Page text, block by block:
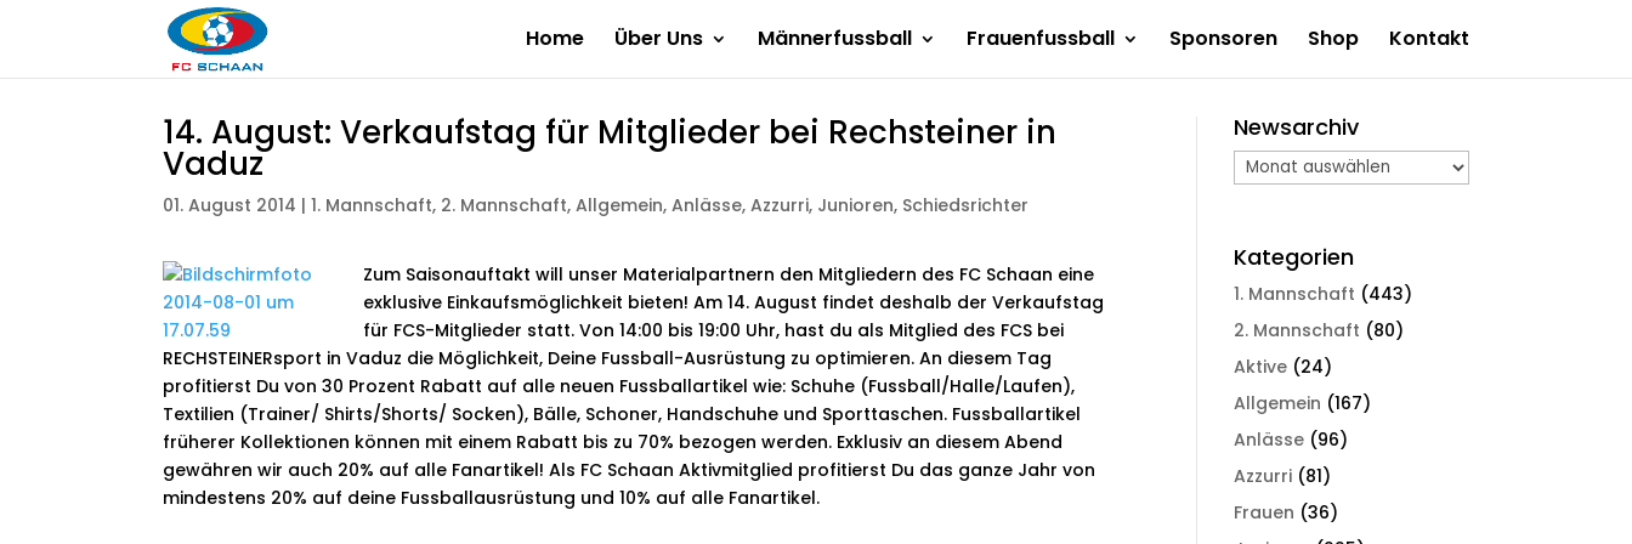
Home Über Uns Männerfussball Frauenfussball Sponsoren Shop Kontakt
14. August: Verkaufstag für Mitglieder bei Rechsteiner in
Vaduz
01. August 2014 |1. Mannschaft, 2. Mannschaft,Allgemein,Anlässe,Azzurri, Junioren, Schiedsrichter
Zum Saisonauftakt will unser Materialpartnern den Mitgliedern des FC Schaan eine
exklusive Einkaufsmöglichkeit bieten! Am 14. August findet deshalb der Verkaufstag
für FCS-Mitglieder statt. Von 14:00 bis 19:00 Uhr, hast du als Mitglied des FCS bei
RECHSTEINERsport in Vaduz die Möglichkeit, Deine Fussball-Ausrüstung zu optimieren. An diesem Tag
profitierst Du von 30 Prozent Rabatt auf alle neuen Fussballartikel wie: Schuhe (Fussball/Halle/Laufen),
Textilien (Trainer/ Shirts/Shorts/ Socken), Bälle, Schoner, Handschuhe und Sporttaschen. Fussballartikel
früherer Kollektionen können mit einem Rabatt bis zu 70% bezogen werden. Exklusiv an diesem Abend
gewähren wir auch 20% auf alle Fanartikel! Als FC Schaan Aktivmitglied profitierst Du das ganze Jahr von
mindestens 20% auf deine Fussballausrüstung und 10% auf alle Fanartikel.
Newsarchiv
Newsarchiv
Kategorien
1. Mannschaft (443)
2. Mannschaft (80)
Aktive (24)
Allgemein (167)
Anlässe (96)
Azzurri (81)
Frauen (36)